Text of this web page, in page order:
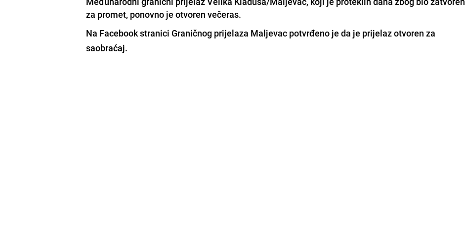
za promet, ponovno je otvoren večeras.
Na Facebook stranici Graničnog prijelaza Maljevac potvrđeno je da je prijelaz otvoren za
saobraćaj.